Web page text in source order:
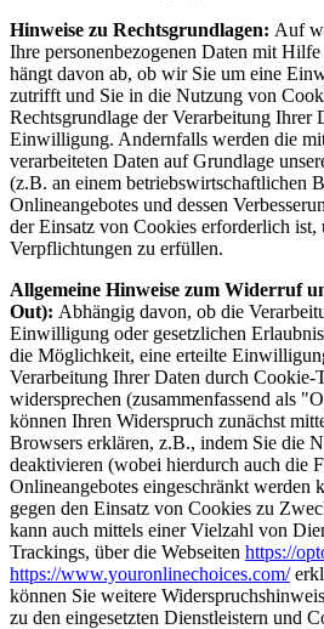
Hinweise zu Rechtsgrundlagen: Auf
Ihre personenbezogenen Daten mit
hängt davon ab, ob wir Sie um eine
zutrifft und Sie in die Nutzung von
Rechtsgrundlage der Verarbeitung Ihrer
Einwilligung. Andernfalls werden die
verarbeiteten Daten auf Grundlage
(z.B. an einem betriebswirtschaftlichen
Onlineangebotes und dessen
der Einsatz von Cookies erforderlich ist,
Verpflichtungen zu erfüllen.
Allgemeine Hinweise zum Widerruf
Out): Abhängig davon, ob die
Einwilligung oder gesetzlichen
die Möglichkeit, eine erteilte
Verarbeitung Ihrer Daten durch Cookie-
widersprechen (zusammenfassend als
können Ihren Widerspruch zunächst
Browsers erklären, z.B., indem Sie die
deaktivieren (wobei hierdurch auch die
Onlineangebotes eingeschränkt werden
gegen den Einsatz von Cookies zu
kann auch mittels einer Vielzahl von
Trackings, über die Webseiten https://
https://www.youronlinechoices.com/
können Sie weitere
zu den eingesetzten Dienstleistern und